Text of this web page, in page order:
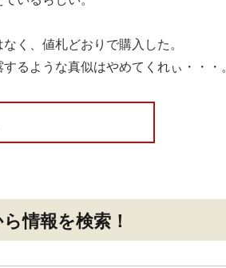
く、値札どおりで購入した。
るような真似はやめてくれぃ・・・。
情報を検索！